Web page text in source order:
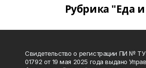
Рубрика "Еда
Свидетельство о регистрации ПИ №
01792 от 19 мая 2025 года выдано